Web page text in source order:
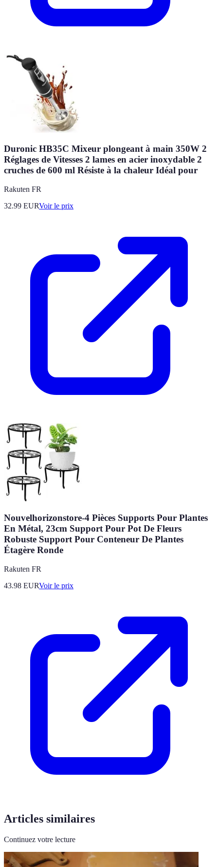
Duronic HB35C Mixeur plongeant à main 350W 2
Réglages de Vitesses 2 lames en acier inoxydable 2
cruches de 600 ml Résiste à la chaleur Idéal pour
Rakuten FR
32.99 EURVoir le prix
Nouvelhorizonstore-4 Pièces Supports Pour Plantes
En Métal, 23cm Support Pour Pot De Fleurs
Robuste Support Pour Conteneur De Plantes
Étagère Ronde
Rakuten FR
43.98 EURVoir le prix
Articles similaires
Continuez votre lecture